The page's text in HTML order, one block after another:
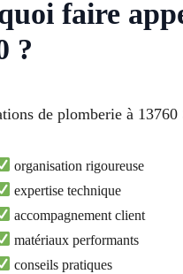
faire
?
de plomberie à
organisation rigoureuse
expertise technique
accompagnement client
matériaux performants
conseils pratiques